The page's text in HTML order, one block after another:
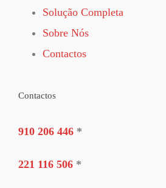
Solução Completa
Sobre Nós
Contactos
Contactos
910 206 446 *
221 116 506 *